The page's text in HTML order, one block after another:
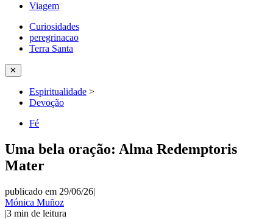
Viagem
Curiosidades
peregrinacao
Terra Santa
✕
Espiritualidade >
Devoção
Fé
Uma bela oração: Alma Redemptoris
Mater
publicado em 29/06/26|
Mónica Muñoz
|3 min de leitura